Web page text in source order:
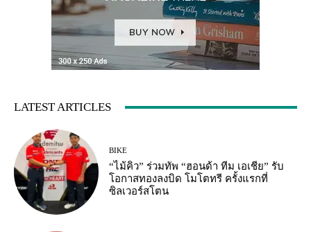
LATEST ARTICLES
BIKE
“ไม้คิว” ร่วมทัพ “ฮอนด้า ทีม เอเชีย” รับ
โอกาสทองลงบิด โมโตทรี ครั้งแรกที่
ซิลเวอร์สโตน